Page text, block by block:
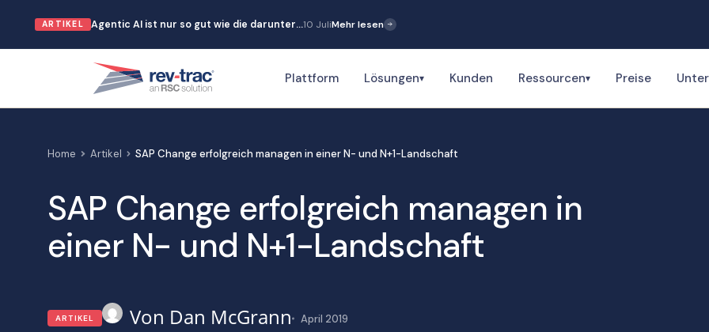
springen
ARTIKEL Agentic AI ist nur so gut wie die darunter…10 JuliMehr lesen
Plattform Lösungen▾ Kunden Ressourcen▾ Preise
Home Artikel SAP Change erfolgreich managen in einer N- und N+1-Landschaft
SAP Change erfolgreich managen in
einer N- und N+1-Landschaft
ARTIKEL Dan McGrann April 2019